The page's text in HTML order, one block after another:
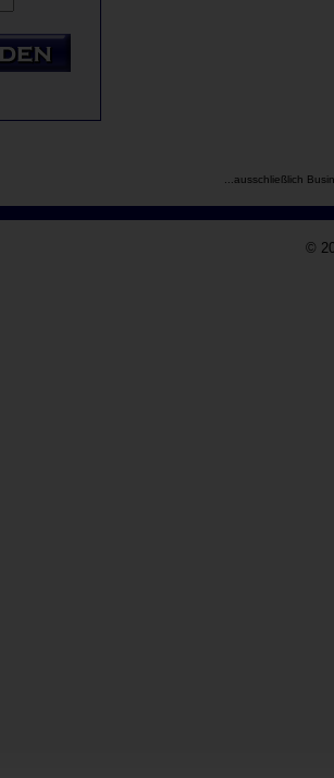
...ausschließlich
©